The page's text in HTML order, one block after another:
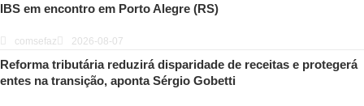
IBS em encontro em Porto Alegre (RS)
comsefaz 2026-08-07
Reforma tributária reduzirá disparidade de receitas e protegerá
entes na transição, aponta Sérgio Gobetti